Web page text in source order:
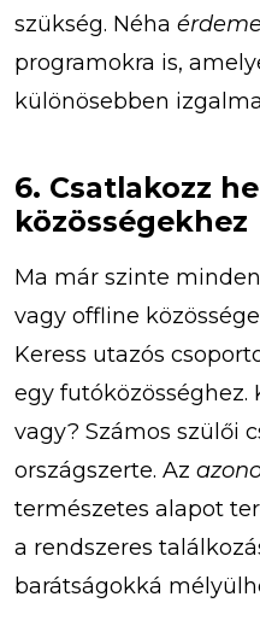
szükség. Néha
programokra is,
különösebben
6. Csatlakozz
közösségekhez
Ma már szinte
vagy offline
Keress utazós
egy futóközösséghez.
vagy? Számos szülői
országszerte. Az
természetes alapot
a rendszeres
barátságokká